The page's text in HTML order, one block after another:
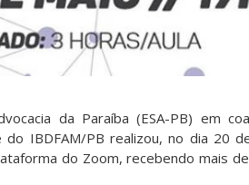
da Paraíba (ESA-PB) em
do IBDFAM/PB realizou, no dia 20
do Zoom, recebendo mais